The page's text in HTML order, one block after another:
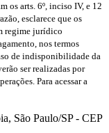
os arts. 6º, inciso IV, e 12
esclarece que os
regime jurídico
nos termos
de indisponibilidade da
ser realizadas por
Para acessar a
São Paulo/SP - CEP